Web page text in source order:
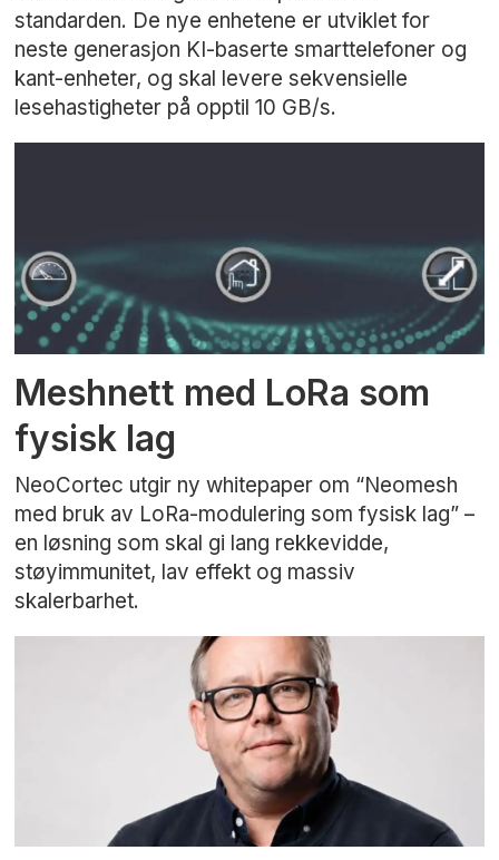
standarden. De nye enhetene er utviklet for
neste generasjon KI-baserte smarttelefoner og
kant-enheter, og skal levere sekvensielle
lesehastigheter på opptil 10 GB/s.
Meshnett med LoRa som
fysisk lag
NeoCortec utgir ny whitepaper om “Neomesh
med bruk av LoRa-modulering som fysisk lag” –
en løsning som skal gi lang rekkevidde,
støyimmunitet, lav effekt og massiv
skalerbarhet.